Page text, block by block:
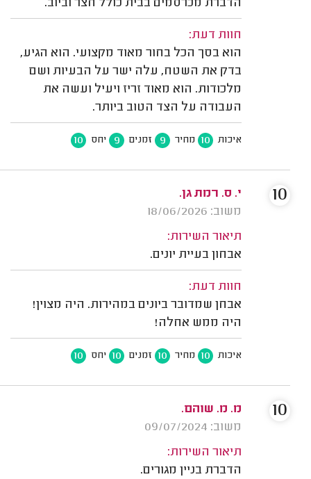
הדברת מכרסמים בבית כולל חצר וביוב.
חוות דעת:
הוא בסך הכל בחור מאוד מקצועי. הוא הגיע,
בדק את השטח, עלה ישר על הבעיות ושם
מלכודות. הוא מאוד זריז ויעיל ועשה את
העבודה על הצד הטוב ביותר.
איכות 10 מחיר 9 זמנים 9 יחס 10
י. ס. רמת גן.
משוב: 18/06/2026
תיאור השירות:
אבחון בעיית יונים.
חוות דעת:
אבחן שמדובר ביונים במהירות. היה מצוין!
היה ממש אחלה!
איכות 10 מחיר 10 זמנים 10 יחס 10
10
מ. מ. שוהם.
משוב: 09/07/2024
תיאור השירות:
הדברת בניין מגורים.
10